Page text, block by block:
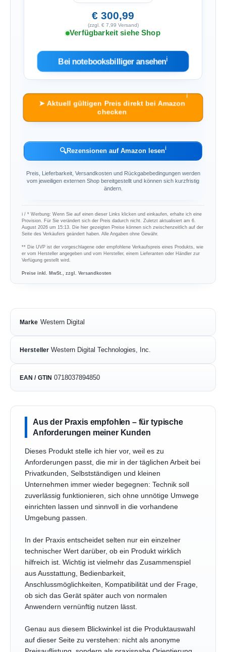
€ 300,99
(zzgl. € 7,99 Versand)
Verfügbarkeit siehe Shop
Bei notebooksbilliger ansehenℹ︎
➤ Aktuell gültigen Preis direkt bei Amazon
checken
ℹ︎
🔍Rezensionen auf Amazon lesenℹ︎
Preis, Lieferbarkeit, Versandkosten und Rückgabebedingungen werden
vom jeweiligen externen Shop bereitgestellt und können sich kurzfristig
ändern.
ℹ︎ / * Werbung: Wenn Sie auf einen dieser Links klicken und einkaufen, erhalte ich eine
Provision. Für Sie verändert sich der Preis dadurch nicht. Zuletzt aktualisiert am 6.
August 2026 um 15:13. Die hier gezeigten Preise können sich zwischenzeitlich auf der
Seite des Verkäufers geändert haben. Alle Angaben ohne Gewähr.
** Die UVP ist der vorgeschlagene oder empfohlene Verkaufspreis eines Produkts, wie
er vom Hersteller angegeben und vom Hersteller, einem Lieferanten oder Händler zur
Verfügung gestellt wird.
Preise inkl. MwSt., zzgl. Versandkosten
Marke Western Digital
Hersteller Western Digital Technologies, Inc.
EAN / GTIN 0718037894850
Aus der Praxis empfohlen – für typische
Anforderungen meiner Kunden
Dieses Produkt stelle ich hier vor, weil es zu
Anforderungen passt, die mir in der täglichen Arbeit bei
Privatkunden, Selbstständigen und kleinen
Unternehmen immer wieder begegnen: Technik soll
zuverlässig funktionieren, sich ohne unnötige Umwege
einrichten lassen und sinnvoll in die vorhandene
Umgebung passen.
In der Praxis entscheidet selten nur ein einzelner
technischer Wert darüber, ob ein Produkt wirklich
hilfreich ist. Wichtig ist vielmehr das Zusammenspiel
aus Ausstattung, Bedienbarkeit,
Anschlussmöglichkeiten, Kompatibilität und der Frage,
ob sich das Gerät später auch von normalen
Anwendern vernünftig nutzen lässt.
Genau aus diesem Blickwinkel ist die Produktauswahl
auf dieser Seite zu verstehen: nicht als anonyme